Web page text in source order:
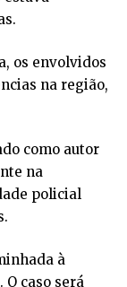
os envolvidos
na região,
como autor
na
policial
à
caso será